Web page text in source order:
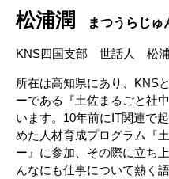
松浦潤 まつうらじゅ
KNS四国支部 世話人 松
所在は高知県にあり、KNS
ーである『土佐まるごと社
います。10年前にIT関連で
めた人材育成プログラム『
ー』に参加、その際に立ち
んなにも仕事について熱く